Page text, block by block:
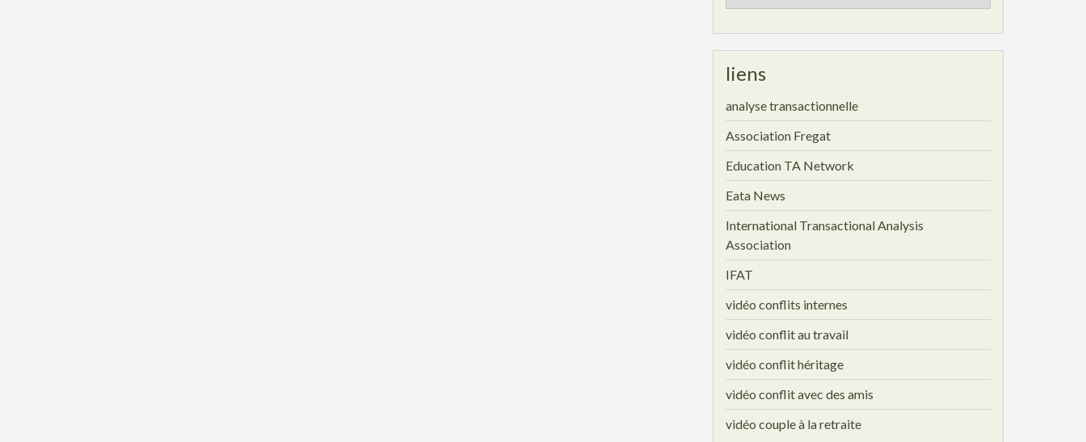
archives
liens
analyse transactionnelle
Association Fregat
Education TA Network
Eata News
International Transactional Analysis
Association
IFAT
vidéo conflits internes
vidéo conflit au travail
vidéo conflit héritage
vidéo conflit avec des amis
vidéo couple à la retraite